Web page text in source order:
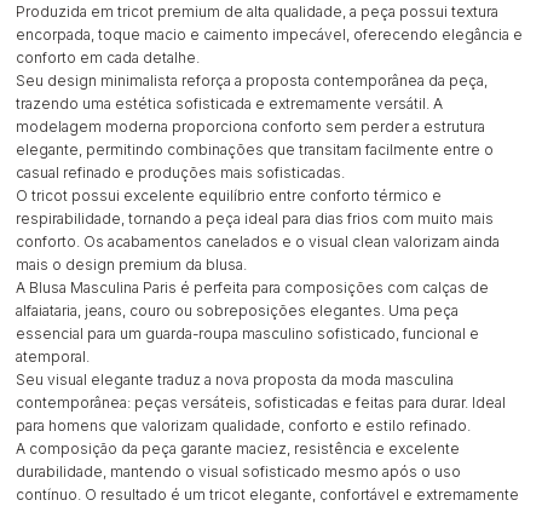
Produzida em tricot premium de alta qualidade, a peça possui textura
encorpada, toque macio e caimento impecável, oferecendo elegância e
conforto em cada detalhe.
Seu design minimalista reforça a proposta contemporânea da peça,
trazendo uma estética sofisticada e extremamente versátil. A
modelagem moderna proporciona conforto sem perder a estrutura
elegante, permitindo combinações que transitam facilmente entre o
casual refinado e produções mais sofisticadas.
O tricot possui excelente equilíbrio entre conforto térmico e
respirabilidade, tornando a peça ideal para dias frios com muito mais
conforto. Os acabamentos canelados e o visual clean valorizam ainda
mais o design premium da blusa.
A Blusa Masculina Paris é perfeita para composições com calças de
alfaiataria, jeans, couro ou sobreposições elegantes. Uma peça
essencial para um guarda-roupa masculino sofisticado, funcional e
atemporal.
Seu visual elegante traduz a nova proposta da moda masculina
contemporânea: peças versáteis, sofisticadas e feitas para durar. Ideal
para homens que valorizam qualidade, conforto e estilo refinado.
A composição da peça garante maciez, resistência e excelente
durabilidade, mantendo o visual sofisticado mesmo após o uso
contínuo. O resultado é um tricot elegante, confortável e extremamente